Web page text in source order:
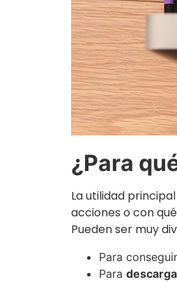
¿Para
La utilidad
acciones o con qué
Pueden ser muy
Para
Para